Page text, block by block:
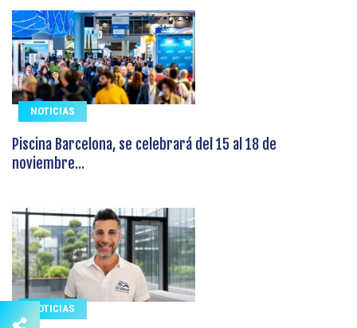
NOTICIAS
Piscina Barcelona, se celebrará del 15 al 18 de
noviembre...
NOTICIAS